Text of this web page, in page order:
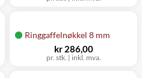
Ringgaffelnøkkel 8 mm
pr. stk. | inkl. mva.
kr 286,00